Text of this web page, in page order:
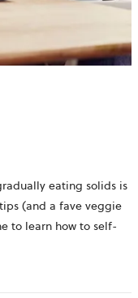
eating solids is
(and a fave veggie
to learn how to self-